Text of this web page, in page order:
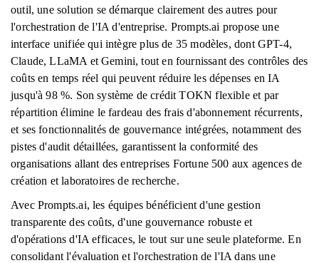
outil, une solution se démarque clairement des autres pour
l'orchestration de l'IA d'entreprise. Prompts.ai propose une
interface unifiée qui intègre plus de 35 modèles, dont GPT-4,
Claude, LLaMA et Gemini, tout en fournissant des contrôles des
coûts en temps réel qui peuvent réduire les dépenses en IA
jusqu'à 98 %. Son système de crédit TOKN flexible et par
répartition élimine le fardeau des frais d'abonnement récurrents,
et ses fonctionnalités de gouvernance intégrées, notamment des
pistes d'audit détaillées, garantissent la conformité des
organisations allant des entreprises Fortune 500 aux agences de
création et laboratoires de recherche.
Avec Prompts.ai, les équipes bénéficient d'une gestion
transparente des coûts, d'une gouvernance robuste et
d'opérations d'IA efficaces, le tout sur une seule plateforme. En
consolidant l'évaluation et l'orchestration de l'IA dans une